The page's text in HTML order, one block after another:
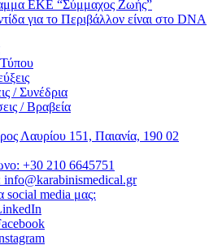
ΕΚΕ “Σύμμαχος Ζωής”
για το Περιβάλλον είναι στο DNA
/ Συνέδρια
/ Βραβεία
Λαυρίου 151, Παιανία, 190 02
+30 210 6645751
social media μας: